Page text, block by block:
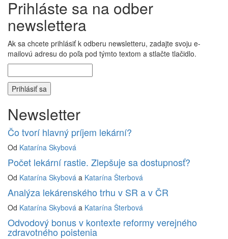
Prihláste sa na odber
newslettera
Ak sa chcete prihlásiť k odberu newsletteru, zadajte svoju e-
mailovú adresu do poľa pod týmto textom a stlačte tlačidlo.
Newsletter
Čo tvorí hlavný príjem lekární?
Od Katarína Skybová
Počet lekární rastie. Zlepšuje sa dostupnosť?
Od Katarína Skybová a Katarína Šterbová
Analýza lekárenského trhu v SR a v ČR
Od Katarína Skybová a Katarína Šterbová
Odvodový bonus v kontexte reformy verejného
zdravotného poistenia